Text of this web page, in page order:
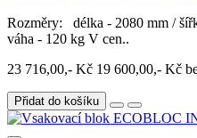
Rozměry: délka - 2080 mm /
váha - 120 kg V cen..
23 716,00,- Kč 19 600,00,- Kč
Přidat do košíku